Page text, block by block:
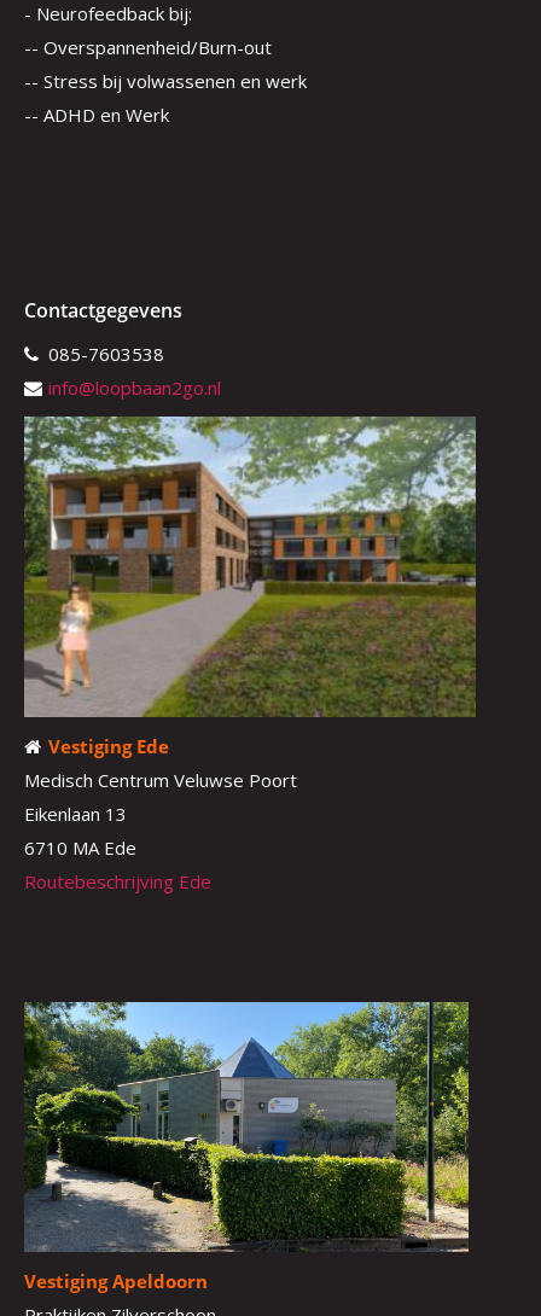
- Neurofeedback bij:
-- Overspannenheid/Burn-out
-- Stress bij volwassenen en werk
-- ADHD en Werk
Contactgegevens
085-7603538
info@loopbaan2go.nl
Vestiging Ede
Medisch Centrum Veluwse Poort
Eikenlaan 13
6710 MA Ede
Routebeschrijving Ede
Vestiging Apeldoorn